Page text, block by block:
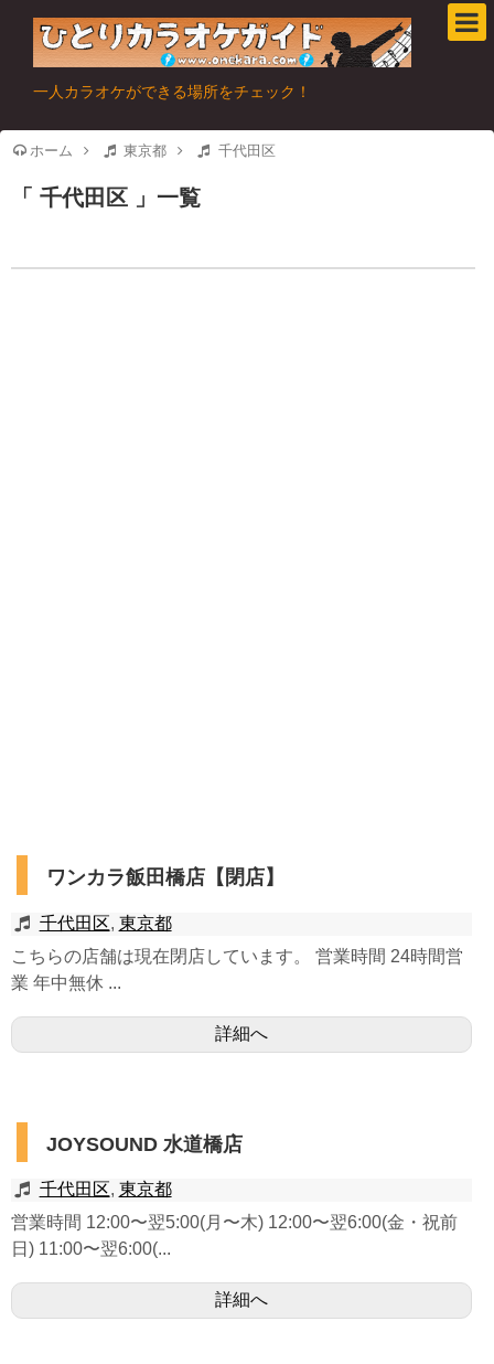
一人カラオケができる場所をチェック！
ホーム 東京都 千代田区
千代田区 一覧
ワンカラ飯田橋店【閉店】
千代田区, 東京都
こちらの店舗は現在閉店しています。 営業時間 24時間営
業 年中無休 ...
詳細へ
JOYSOUND 水道橋店
千代田区, 東京都
営業時間 12:00〜翌5:00(月〜木) 12:00〜翌6:00(金・祝前
日) 11:00〜翌6:00(...
詳細へ